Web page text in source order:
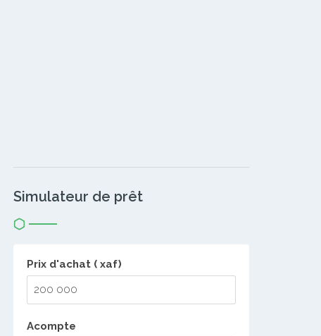
Simulateur de prêt
Prix d'achat ( xaf)
Acompte